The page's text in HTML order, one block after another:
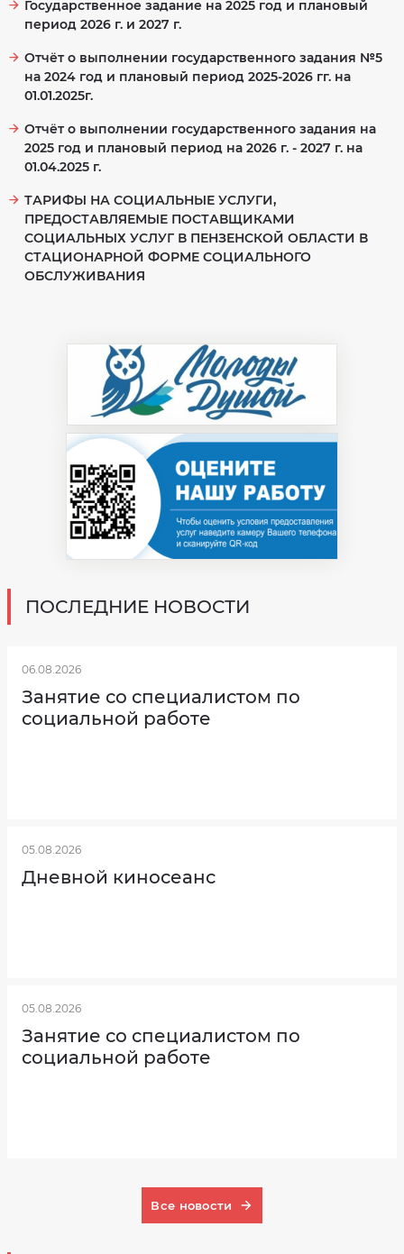
хозяйственная
деятельность
о
проверках
Противодействие
коррупции
Фотогалерея
Оценка
качества
оказания
оценка
условий
труда
Попечительский
совет
Объём
предоставления
социальных
Порядок
и
условия
предоставления
услуг
Перечень
предоставляемых
социальных
в
стационарной
форме
Количество
мест
в
учреждении
Государственное задание на 2025 год и плановый
период 2026 г. и 2027 г.
Отчёт о выполнении государственного задания №5
на 2024 год и плановый период 2025-2026 гг. на
01.01.2025г.
Отчёт о выполнении государственного задания на
2025 год и плановый период на 2026 г. - 2027 г. на
01.04.2025 г.
ТАРИФЫ НА СОЦИАЛЬНЫЕ УСЛУГИ,
ПРЕДОСТАВЛЯЕМЫЕ ПОСТАВЩИКАМИ
СОЦИАЛЬНЫХ УСЛУГ В ПЕНЗЕНСКОЙ ОБЛАСТИ В
СТАЦИОНАРНОЙ ФОРМЕ СОЦИАЛЬНОГО
ОБСЛУЖИВАНИЯ
ПОСЛЕДНИЕ НОВОСТИ
06.08.2026
Занятие со специалистом по
социальной работе
05.08.2026
Дневной киносеанс
05.08.2026
Занятие со специалистом по
социальной работе
Все новости